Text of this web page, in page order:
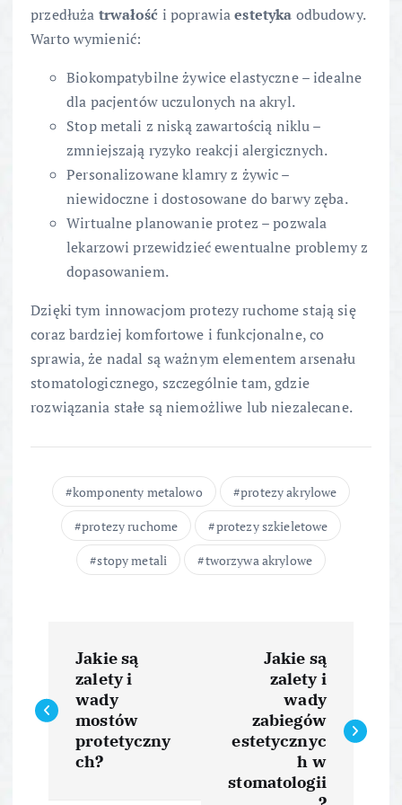
przedłuża trwałość i poprawiaestetyka odbudowy.
Warto wymienić:
Biokompatybilne żywice elastyczne – idealne
dla pacjentów uczulonych na akryl.
Stop metali z niską zawartością niklu –
zmniejszają ryzyko reakcji alergicznych.
Personalizowane klamry z żywic –
niewidoczne i dostosowane do barwy zęba.
Wirtualne planowanie protez – pozwala
lekarzowi przewidzieć ewentualne problemy z
dopasowaniem.
Dzięki tym innowacjom protezy ruchome stają się
coraz bardziej komfortowe i funkcjonalne, co
sprawia, że nadal są ważnym elementem arsenału
stomatologicznego, szczególnie tam, gdzie
rozwiązania stałe są niemożliwe lub niezalecane.
komponenty metalowo
protezy akrylowe
protezy ruchome
protezy szkieletowe
stopy metali
tworzywa akrylowe
a
w
Jakie są
zalety i
wady
mostów
protetyczny
ch?
Jakie są
zalety i
wady
zabiegów
estetycznyc
h w
stomatologii